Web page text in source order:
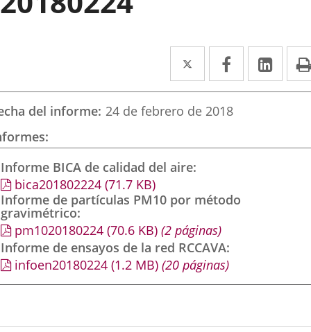
Twitter
Enlace
a
una
externa.
Facebook
Enlace
a
una
externa.
a
del informe 24 de febrero de 2018
Informe BICA de calidad del aire
bica201802224 (71.7 KB)
Informe de partículas PM10 por método
gravimétrico
pm1020180224 (70.6 KB) (2 páginas)
Informe de ensayos de la red RCCAVA
infoen20180224 (1.2 MB) (20 páginas)